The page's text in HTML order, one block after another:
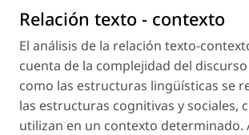
Relación texto - contexto
El análisis de la relación texto-
cuenta de la complejidad del
como las estructuras lingüísticas se
las estructuras cognitivas y sociales,
utilizan en un contexto determinado.